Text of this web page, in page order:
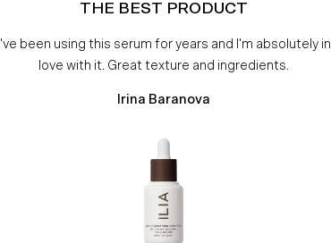
THE BEST PRODUCT
I've been using this serum for years and I'm absolutely in
love with it. Great texture and ingredients.
Irina Baranova